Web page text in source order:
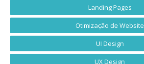
Landing Pages
Otimização de Website
UI Design
UX Design